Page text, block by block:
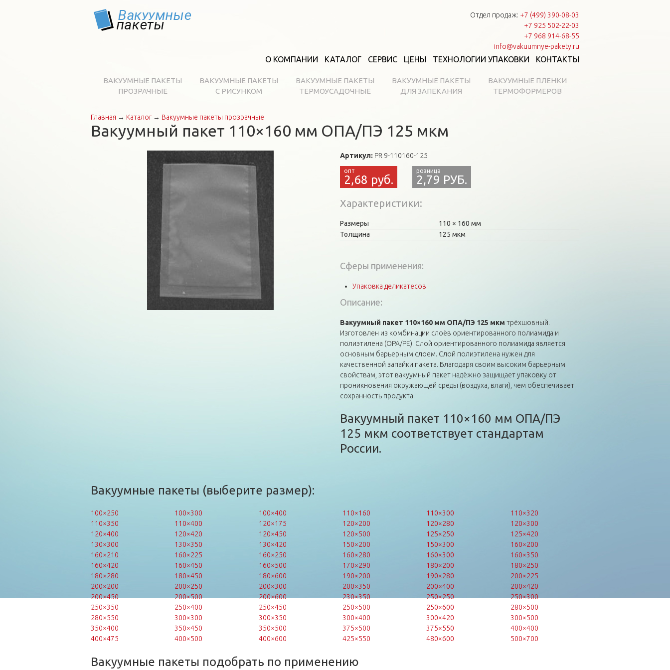
Отдел продаж: +7 (499) 390-08-03
+7 925 502-22-03
+7 968 914-68-55
info@vakuumnye-pakety.ru
О КОМПАНИИ КАТАЛОГ СЕРВИС ЦЕНЫ ТЕХНОЛОГИИ УПАКОВКИ КОНТАКТЫ
ВАКУУМНЫЕ ПАКЕТЫ
ПРОЗРАЧНЫЕ
ВАКУУМНЫЕ ПАКЕТЫ
С РИСУНКОМ
ВАКУУМНЫЕ ПАКЕТЫ
ТЕРМОУСАДОЧНЫЕ
ВАКУУМНЫЕ ПАКЕТЫ
ДЛЯ ЗАПЕКАНИЯ
ВАКУУМНЫЕ ПЛЕНКИ
ТЕРМОФОРМЕРОВ
Вы здесь
Главная → Каталог→ Вакуумные пакеты прозрачные
Вакуумный пакет 110×160 мм ОПА/ПЭ 125 мкм
Артикул: PR 9-110160-125
2,68 руб. 2,79 РУБ.
Характеристики
Размеры 110
160 мм
Толщина
125 мкм
Сферы применения:
Упаковка деликатесов
Описание:
Вакуумный пакет 110×160 мм ОПА/ПЭ 125 мкм трёхшовный.
Изготовлен из комбинации слоёв ориентированного полиамида и
полиэтилена (OPA/PE). Слой ориентированного полиамида является
основным барьерным слоем. Слой полиэтилена нужен для
качественной запайки пакета. Благодаря своим высоким барьерным
свойствам, этот вакуумный пакет надёжно защищает упаковку от
проникновения окружающей среды (воздуха, влаги), чем обеспечивает
сохранность продукта.
Вакуумный пакет 110×160 мм ОПА/ПЭ
125 мкм соответствует стандартам
России.
Вакуумные пакеты (выберите размер):
100×250 100×300 100×400 110×160 110×300
110×320
110×350
110×400 120×175 120×200 120×280
120×300
120×400
120×420 120×450 120×500 125×250
125×420
130×300
130×350 130×420 150×200 150×300
160×200
160×210
160×225 160×250 160×280 160×300
160×350
160×420
160×450 160×500 170×290 180×200
180×250
180×280
180×450 180×600 190×200 190×280
200×225
200×200
200×250 200×300 200×350 200×400
200×420
200×450
200×500 200×600 230×350 250×250
250×300
250×350
250×400 250×450 250×500 250×600
280×500
280×550
300×300 300×350 300×400 300×420
300×500
350×400
350×450 350×500 375×500 375×550
400×400
400×475
400×500 400×600 425×550 480×600 500×700
Вакуумные пакеты подобрать по применению